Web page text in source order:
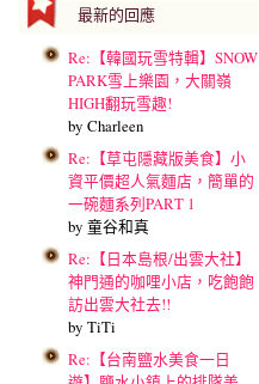
最新的回應
Re:【韓國玩雪特輯】SNOW
PARK雪上樂園，大關嶺
HIGH翻玩雪趣!
by Charleen
Re:【草屯隱藏版美食】小
資平價超人氣麵店，簡單的
一碗麵系列PART 1
by 童谷和真
Re:【日本島根/出雲大社】
神門通的咖哩小店，吃飽飽
訪出雲大社去!!
by TiTi
Re:【台南鹽水美食一日